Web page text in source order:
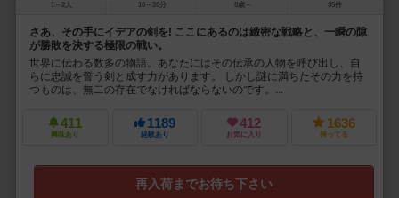
1～2人 10～20分 8歳～ 35件
さあ、その手にイデアの剣を! ここにあるのは緻密な戦略と、一瞬の隙
が勝敗を決する極限の戦い。
世界に伝わる数多の物語。あなたにはその伝承の人物を呼び出し、自
らに忠誠を誓う剣と成す力があります。 しかし謎に満ちたその力を持
つものは、無二の存在でなければならないのです。...
411
興味あり
1189
経験あり
412
お気に入り
1636
持ってる
再入荷までお待ち下さい